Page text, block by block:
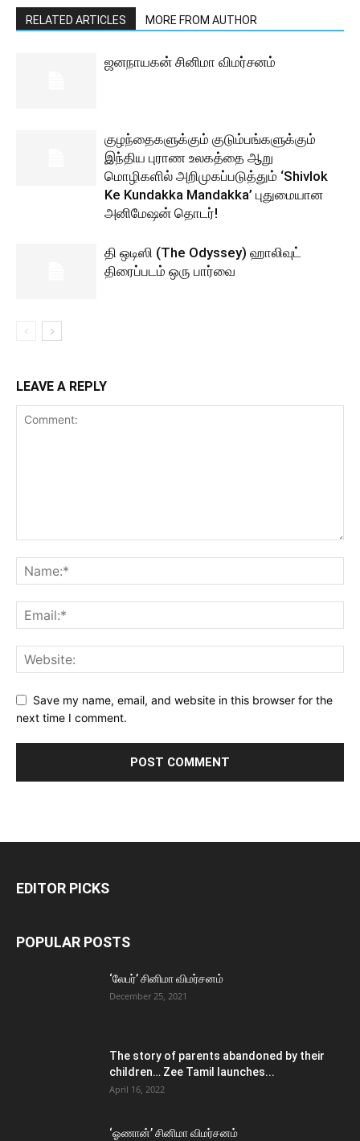
RELATED ARTICLES MORE FROM AUTHOR
ஜனநாயகன் சினிமா விமர்சனம்
குழந்தைகளுக்கும் குடும்பங்களுக்கும்
இந்திய புராண உலகத்தை ஆறு
மொழிகளில் அறிமுகப்படுத்தும் ‘Shivlok
Ke Kundakka Mandakka’ புதுமையான
அனிமேஷன் தொடர்!
தி ஒடிஸி (The Odyssey) ஹாலிவுட்
திரைப்படம் ஒரு பார்வை
LEAVE A REPLY
Save my name, email, and website in this browser for the
next time I comment.
EDITOR PICKS
POPULAR POSTS
‘லேபர்’ சினிமா விமர்சனம்
December 25, 2021
The story of parents abandoned by their
children… Zee Tamil launches...
April 16, 2022
‘ஓணான்’ சினிமா விமர்சனம்